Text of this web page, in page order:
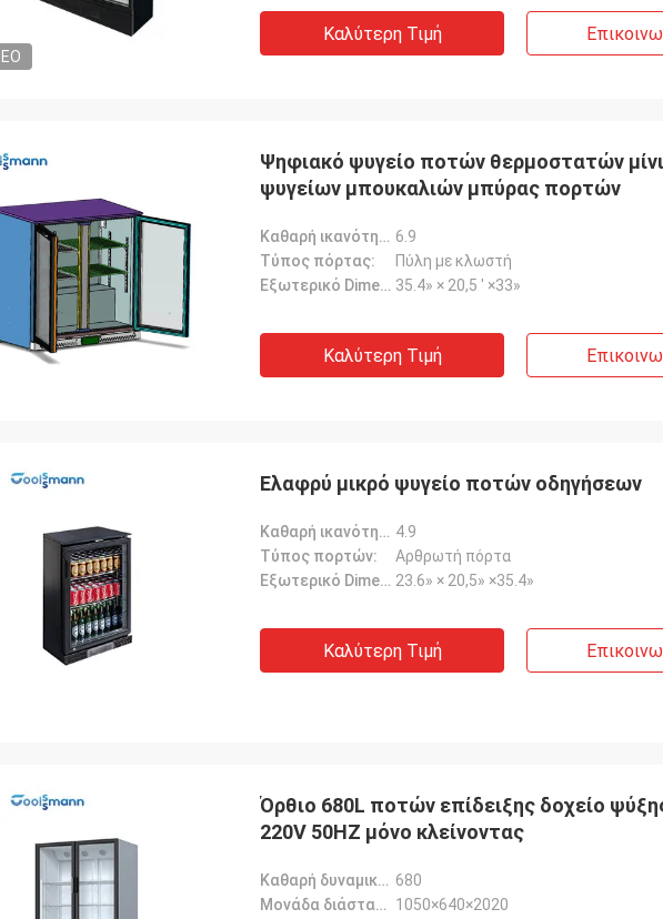
Λ***ν
είναι ευχάριστος συνεργάτης,
καλά συσκευασμένα και
Καλύτερη Τιμή
Ψηφιακό ψυγείο ποτών θερμοστατών
ψυγείων μπουκαλιών μπύρας πορτών
Καθαρή ικανότητα (cu.ft): 6.9
Τύπος πόρτας:
Πύλη με κλωστή
Εξωτερικό Dimension-W*D*H: 35.4» × 20,5 ' ×33»
Καλύτερη Τιμή
Ελαφρύ μικρό ψυγείο ποτών οδηγήσεων
Καθαρή ικανότητα (cu.ft): 4.9
Τύπος πορτών:
Αρθρωτή πόρτα
Εξωτερικό Dimension-W*D*H: 23.6» × 20,5» ×35.4»
Καλύτερη Τιμή
Όρθιο 680L ποτών επίδειξης δοχείο
220V 50HZ μόνο κλείνοντας
Καθαρή δυναμικότητα-L: 680
Μονάδα διάσταση-χιλ.:
1050×640×2020